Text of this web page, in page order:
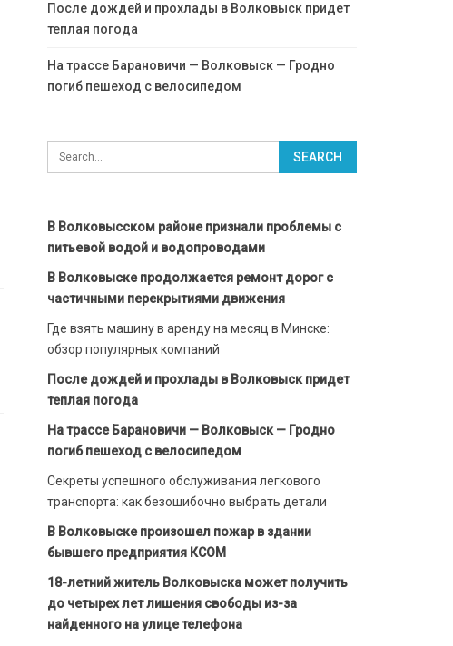
После дождей и прохлады в Волковыск придет
теплая погода
На трассе Барановичи — Волковыск — Гродно
погиб пешеход с велосипедом
В Волковысском районе признали проблемы с
питьевой водой и водопроводами
В Волковыске продолжается ремонт дорог с
частичными перекрытиями движения
Где взять машину в аренду на месяц в Минске:
обзор популярных компаний
После дождей и прохлады в Волковыск придет
теплая погода
На трассе Барановичи — Волковыск — Гродно
погиб пешеход с велосипедом
Секреты успешного обслуживания легкового
транспорта: как безошибочно выбрать детали
В Волковыске произошел пожар в здании
бывшего предприятия КСОМ
18-летний житель Волковыска может получить
до четырех лет лишения свободы из-за
найденного на улице телефона